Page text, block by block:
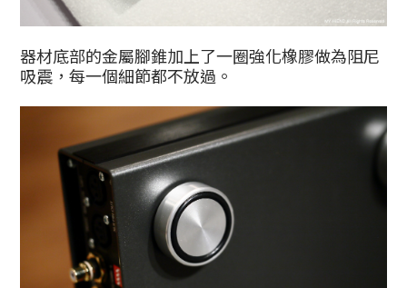
器材底部的金屬腳錐加上了一圈強化橡膠做為阻尼
吸震，每一個細節都不放過。